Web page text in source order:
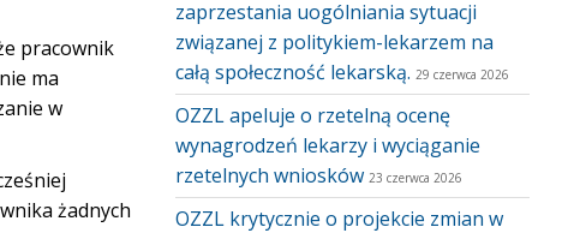
pracownik
ma
w
żadnych
zaprzestania uogólniania sytuacji
związanej z politykiem-lekarzem na
całą społeczność lekarską. 29 czerwca 2026
OZZL apeluje o rzetelną ocenę
wynagrodzeń lekarzy i wyciąganie
rzetelnych wniosków 23 czerwca 2026
OZZL krytycznie o projekcie zmian w